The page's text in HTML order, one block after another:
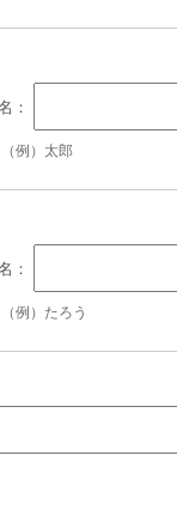
（例）太郎
（例）たろう